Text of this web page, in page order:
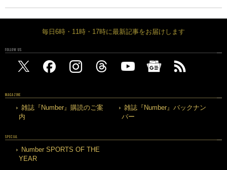
毎日6時・11時・17時に最新記事をお届けします
FOLLOW US
MAGAZINE
雑誌『Number』購読のご案
内
雑誌『Number』バックナン
バー
SPECIAL
Number SPORTS OF THE
YEAR